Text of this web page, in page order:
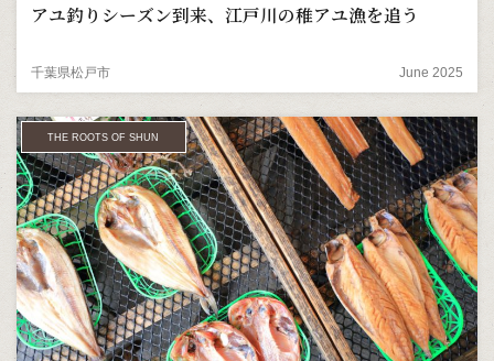
アユ釣りシーズン到来――、江戸川の稚アユ漁を追う
千葉県松戸市 June 2025
THE ROOTS OF SHUN